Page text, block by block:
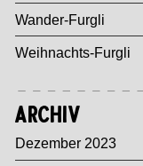
Wander-Furgli
Weihnachts-Furgli
Archiv
Dezember 2023